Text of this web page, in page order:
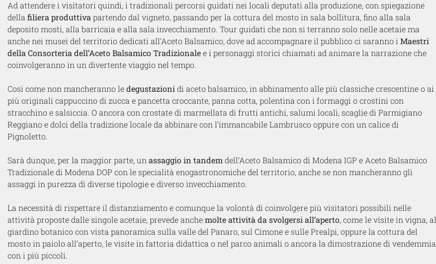
Ad attendere i visitatori quindi, i tradizionali percorsi guidati nei locali deputati alla produzione, con spiegazione
della filiera produttiva partendo dal vigneto, passando per la cottura del mosto in sala bollitura, fino alla sala
deposito mosti, alla barricaia e alla sala invecchiamento. Tour guidati che non si terranno solo nelle acetaie ma
anche nei musei del territorio dedicati all’Aceto Balsamico, dove ad accompagnare il pubblico ci saranno i Maestri
della Consorteria dell’Aceto Balsamico Tradizionalee i personaggi storici chiamati ad animare la narrazione che
coinvolgeranno in un divertente viaggio nel tempo.
Così come non mancheranno ledegustazioni di aceto balsamico, in abbinamento alle più classiche crescentine o ai
più originali cappuccino di zucca e pancetta croccante, panna cotta, polentina con i formaggi o crostini con
stracchino e salsiccia. O ancora con crostate di marmellata di frutti antichi, salumi locali, scaglie di Parmigiano
Reggiano e dolci della tradizione locale da abbinare con l’immancabile Lambrusco oppure con un calice di
Pignoletto.
Sarà dunque, per la maggior parte, un assaggio in tandem dell’Aceto Balsamico di Modena IGP e Aceto Balsamico
Tradizionale di Modena DOP con le specialità enogastronomiche del territorio, anche se non mancheranno gli
assaggi in purezza di diverse tipologie e diverso invecchiamento.
La necessità di rispettare il distanziamento e comunque la volontà di coinvolgere più visitatori possibili nelle
attività proposte dalle singole acetaie, prevede anchemolte attività da svolgersi all’aperto, come le visite in vigna, al
giardino botanico con vista panoramica sulla valle del Panaro, sul Cimone e sulle Prealpi, oppure la cottura del
mosto in paiolo all’aperto, le visite in fattoria didattica o nel parco animali o ancora la dimostrazione di vendemmia
con i più piccoli.